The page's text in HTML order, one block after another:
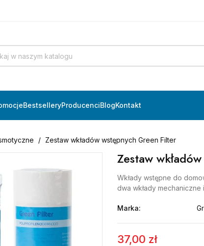
BestselleryProducenciBlogKontakt
Zestaw wkładów wstępnych Green Filter
Zestaw
Wkłady wstępne do
dwa wkłady
Marka:
37,00 zł